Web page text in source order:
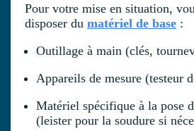
Pour votre mise en situation,
disposer du matériel de base :
Outillage à main (clés,
Appareils de mesure (testeur
Matériel spécifique à la pose
(leister pour la soudure si